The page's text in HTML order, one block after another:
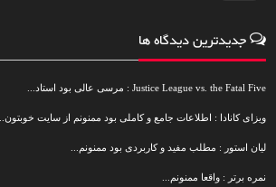
جدیدترین دیدگاه ها
Justice League vs. the Fatal Five : مرسی عالی بود استاد...
ویزای کانادا : اطلاعات جامع و کاملی بود ممنونم از سایت خوبتون...
لیان استور : مطلب مفید و کاربردی بود ممنونم...
نمره برتر : واقعا ممنونم...